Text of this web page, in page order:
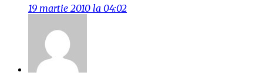
19 martie 2010 la 04:02